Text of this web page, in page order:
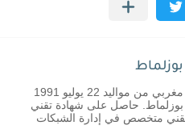
عثمان بوزلماط مدون مغربي من مواليد 22 يوليو 1991
حاصل على شهادة تقني
متخصص في إدارة الشبكات